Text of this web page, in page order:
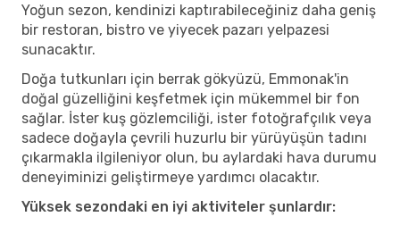
Yoğun sezon, kendinizi kaptırabileceğiniz daha geniş
bir restoran, bistro ve yiyecek pazarı yelpazesi
sunacaktır.
Doğa tutkunları için berrak gökyüzü, Emmonak'in
doğal güzelliğini keşfetmek için mükemmel bir fon
sağlar. İster kuş gözlemciliği, ister fotoğrafçılık veya
sadece doğayla çevrili huzurlu bir yürüyüşün tadını
çıkarmakla ilgileniyor olun, bu aylardaki hava durumu
deneyiminizi geliştirmeye yardımcı olacaktır.
Yüksek sezondaki en iyi aktiviteler şunlardır: